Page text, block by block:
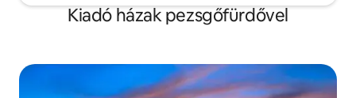
Kiadó házak pezsgőfürdővel